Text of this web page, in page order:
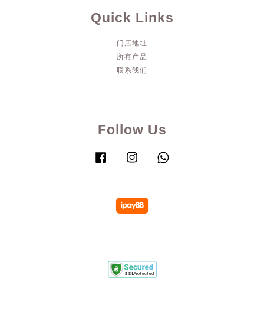
Quick Links
门店地址
所有产品
联系我们
Follow Us
Facebook Instagram